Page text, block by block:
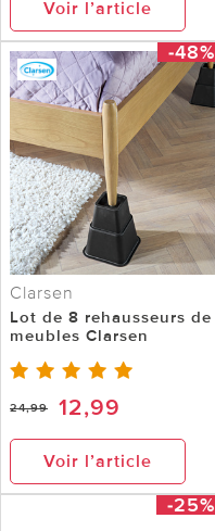
Voir l’article
-48%
Clarsen
Lot de 8 rehausseurs de
meubles Clarsen
24,99 12,99
Voir l’article
-25%